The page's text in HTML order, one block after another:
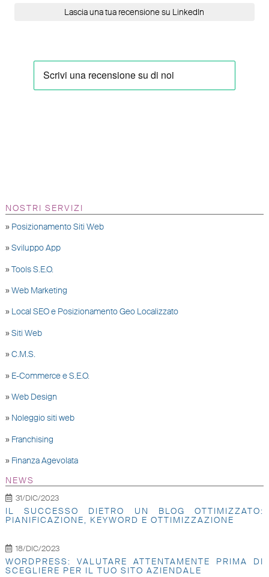
Lascia una tua recensione su LinkedIn
NOSTRI SERVIZI
» Posizionamento Siti Web
» Sviluppo App
» Tools S.E.O.
» Web Marketing
» Local SEO e Posizionamento Geo Localizzato
» Siti Web
» C.M.S.
» E-Commerce e S.E.O.
» Web Design
» Noleggio siti web
» Franchising
» Finanza Agevolata
NEWS
31/DIC/2023
IL SUCCESSO DIETRO UN BLOG OTTIMIZZATO:
PIANIFICAZIONE, KEYWORD E OTTIMIZZAZIONE
18/DIC/2023
WORDPRESS: VALUTARE ATTENTAMENTE PRIMA DI
SCEGLIERE PER IL TUO SITO AZIENDALE